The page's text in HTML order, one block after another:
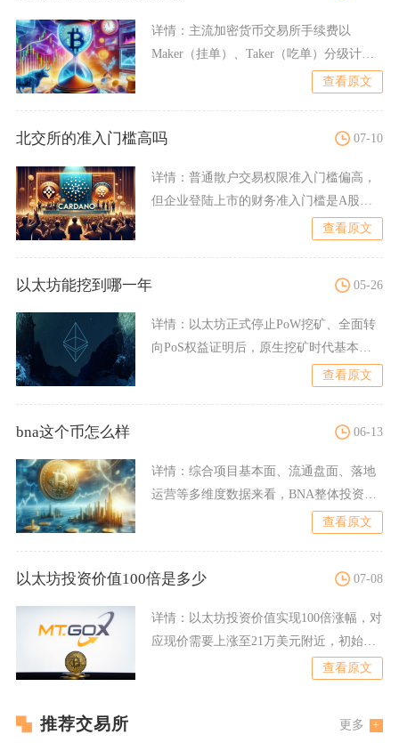
详情： 主流加密货币交易所手续费以
Maker（挂单）、Taker（吃单）分级计价
查看原文
北交所的准入门槛高吗 07-10
详情： 普通散户交易权限准入门槛偏高，
但企业登陆上市的财务准入门槛是A股场
查看原文
以太坊能挖到哪一年 05-26
详情： 以太坊正式停止PoW挖矿、全面转
向PoS权益证明后，原生挖矿时代基本宣
查看原文
bna这个币怎么样 06-13
详情： 综合项目基本面、流通盘面、落地
运营等多维度数据来看，BNA整体投资性
查看原文
以太坊投资价值100倍是多少 07-08
详情： 以太坊投资价值实现100倍涨幅，对
应现价需要上涨至21万美元附近，初始投
查看原文
推荐交易所 更多